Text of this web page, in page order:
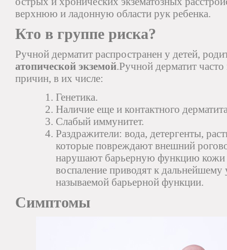
верхнюю и ладонную области рук ребенка.
Кто в группе риска?
Ручной дерматит распространен у детей,
атопической экземой.Ручной дерматит часто
причин, в их числе:
Генетика.
Наличие еще и контактного
Слабый иммунитет.
Раздражители: вода, детергенты,
которые повреждают внешний
нарушают барьерную функцию кожи
воспаление приводят к
называемой барьерной функции.
Симптомы